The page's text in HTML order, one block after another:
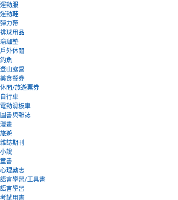
運動服
運動鞋
彈力帶
排球用品
瑜珈墊
戶外休閒
釣魚
登山露營
美食餐券
休閒/旅遊票券
自行車
電動滑板車
圖書與雜誌
漫畫
旅遊
雜誌期刊
小說
童書
心理勵志
語言學習/工具書
語言學習
考試用書